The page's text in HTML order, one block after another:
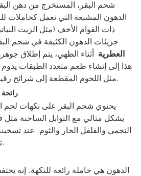
شحم البقر، المستخرج من دهن
الدهون المشبعة التي تعمل
ذات القوام الأخف (مثل الزيت
جزيئات الدهون الكثيفة في شحم
العطرية
أثناء الطهي، يتم إطلاق
هذا إلى إنشاء طعم متعدد الطبقات يدوم
مثل اللحوم المقطعة إلى شرائح رقيقة، والتوفو، والخضروات.
يحتوي شحم البقر على نكهات لحم
بشكل مثالي مع التوابل الساخنة
النجمي والفلفل الحار والثوم. عند
تملأ الغرفة وتحفز الشهية.
الدهون هي حاملة رائعة للنكهة. إنه